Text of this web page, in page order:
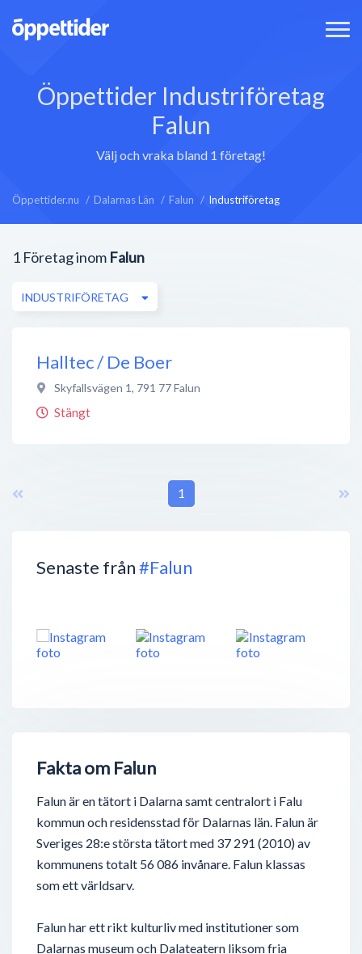
Öppettider Industriföretag
Falun
Välj och vraka bland 1 företag!
Öppettider.nu Dalarnas Län Falun Industriföretag
Senaste från#Falun
Fakta om Falun
Falun är en tätort i Dalarna samt centralort i Falu
kommun och residensstad för Dalarnas län. Falun är
Sveriges 28:e största tätort med 37 291 (2010) av
kommunens totalt 56 086 invånare. Falun klassas
som ett världsarv.
Falun har ett rikt kulturliv med institutioner som
Dalarnas museum och Dalateatern liksom fria
1 Företag inom Falun
INDUSTRIFÖRETAG
Halltec / De Boer
Skyfallsvägen 1, 791 77Falun
Stängt
1